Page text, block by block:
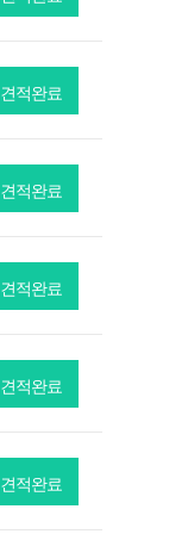
견적완료
견적완료
견적완료
견적완료
견적완료